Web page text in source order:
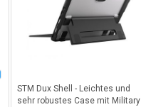
STM Dux Shell - Leichtes und
sehr robustes Case mit Military